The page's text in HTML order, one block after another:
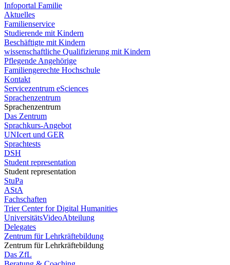
Infoportal Familie
Aktuelles
Familienservice
Studierende mit Kindern
Beschäftigte mit Kindern
wissenschaftliche Qualifizierung mit Kindern
Pflegende Angehörige
Familiengerechte Hochschule
Kontakt
Servicezentrum eSciences
Sprachenzentrum
Sprachenzentrum
Das Zentrum
Sprachkurs-Angebot
UNIcert und GER
Sprachtests
DSH
Student representation
Student representation
StuPa
AStA
Fachschaften
Trier Center for Digital Humanities
UniversitätsVideoAbteilung
Delegates
Zentrum für Lehrkräftebildung
Zentrum für Lehrkräftebildung
Das ZfL